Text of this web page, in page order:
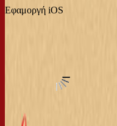
Εφαμοργή iOS